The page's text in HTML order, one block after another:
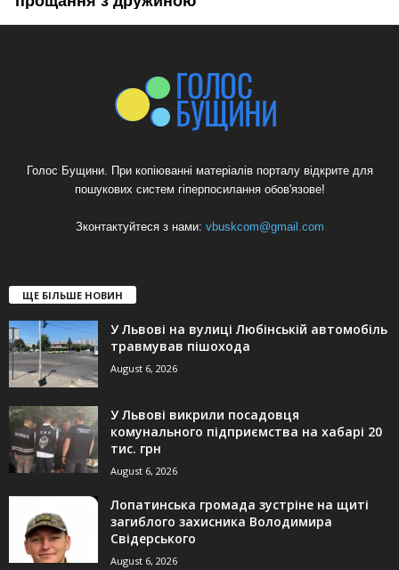
Голос Бущини. При копіюванні матеріалів порталу відкрите для
пошукових систем гіперпосилання обов'язове!
Зконтактуйтеся з нами: vbuskcom@gmail.com
ЩЕ БІЛЬШЕ НОВИН
У Львові на вулиці Любінській автомобіль
травмував пішохода
August 6, 2026
У Львові викрили посадовця
комунального підприємства на хабарі 20
тис. грн
August 6, 2026
Лопатинська громада зустріне на щиті
загиблого захисника Володимира
Свідерського
August 6, 2026